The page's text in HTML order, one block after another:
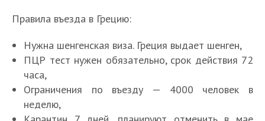
Правила въезда в Грецию:
Нужна шенгенская виза. Греция выдает шенген,
ПЦР тест нужен обязательно, срок действия 72
часа,
Ограничения по въезду — 4000 человек в
неделю,